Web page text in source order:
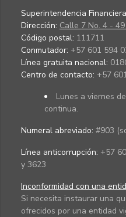
Superintendencia
Dirección: Calle 7 No. 4 - 49
Código postal: 111711
Conmutador: +57 601 594
Línea gratuita nacional:
Centro de contacto: +57
Lunes a viernes
continua.
Numeral abreviado: #903
Línea anticorrupción: +57
y 3623
Inconformidad con una
Si necesita instaurar una
ofrecidos por una entidad